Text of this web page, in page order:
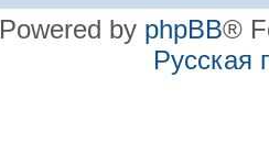
Powered by phpBB®
Русская